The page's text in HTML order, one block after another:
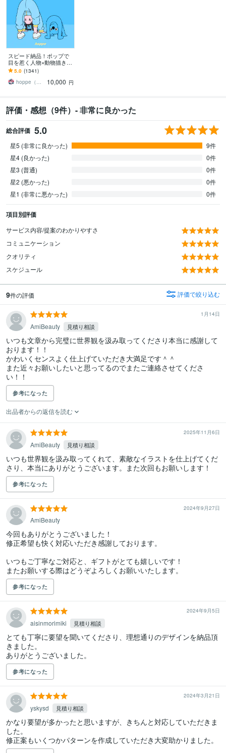
スピード納品！ポップで
目を惹く人物×動物描きま
す 挿絵・動画・グッズな
ど鮮やかな配色で個性を
出したい方へ
5.0 (1341)
hoppe（ほっぺ）
10,000 円
評価・感想（9件）- 非常に良かった
総合評価 5.0
星5 (非常に良かった)
9件
星4 (良かった)
0件
星3 (普通)
0件
星2 (悪かった)
0件
星1 (非常に悪かった)
0件
項目別評価
サービス内容/提案のわかりやすさ
コミュニケーション
クオリティ
スケジュール
9件の評価 評価で絞り込む
1月14日
AmiBeauty 見積り相談
いつも文章から完璧に世界観を汲み取ってくださり本当に感謝して
おります！！
かわいくセンスよく仕上げていただき大満足です＾＾
また近々お願いしたいと思ってるのでまたご連絡させてくださ
い！！
参考になった
出品者からの返信を読む
2025年11月6日
AmiBeauty 見積り相談
いつも世界観を汲み取ってくれて、素敵なイラストを仕上げてくだ
さり、本当にありがとうございます。また次回もお願いします！
参考になった
2024年9月27日
AmiBeauty
今回もありがとうございました！
修正希望も快く対応いただき感謝しております。
いつもご丁寧なご対応と、ギフトがとても嬉しいです！
またお願いする際はどうぞよろしくお願いいたします。
参考になった
2024年9月5日
aisinmorimiki 見積り相談
とても丁寧に要望を聞いてくださり、理想通りのデザインを納品頂
きました。
ありがとうございました。
参考になった
2024年3月21日
yskysd 見積り相談
かなり要望が多かったと思いますが、きちんと対応していただきま
した。
修正案もいくつかパターンを作成していただき大変助かりました。